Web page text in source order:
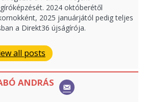
2024 októberétől
2025 januárjától pedig teljes
a Direkt36 újságírója.
all posts
ANDRÁS